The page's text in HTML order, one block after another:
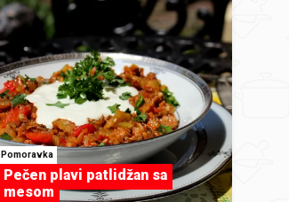
Pomoravka
Pečen plavi patlidžan sa
mesom